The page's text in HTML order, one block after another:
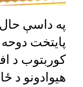
په داسې
پایتخت
کوربتوب د
هیوادونو د